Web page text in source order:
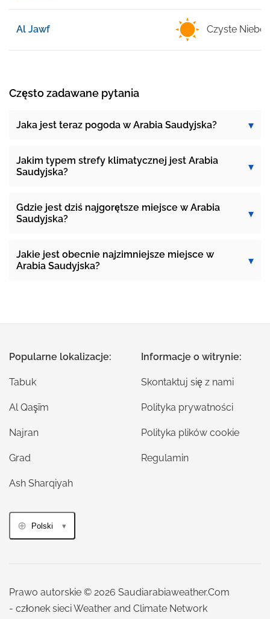
Al Jawf Czyste Niebo
Często zadawane pytania
Jaka jest teraz pogoda w Arabia Saudyjska?
Jakim typem strefy klimatycznej jest Arabia
Saudyjska?
Gdzie jest dziś najgorętsze miejsce w Arabia
Saudyjska?
Jakie jest obecnie najzimniejsze miejsce w
Arabia Saudyjska?
Popularne lokalizacje:
Tabuk
Al Qaşīm
Najran
Grad
Ash Sharqiyah
Informacje o witrynie:
Skontaktuj się z nami
Polityka prywatności
Polityka plików cookie
Regulamin
Polski
Prawo autorskie © 2026 Saudiarabiaweather.Com
- członek sieci Weather and Climate Network